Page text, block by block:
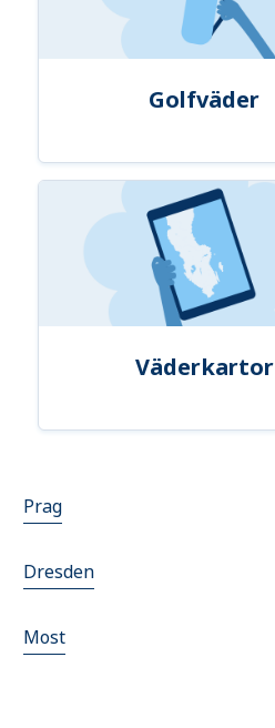
Golfväder
Väderkartor
Prag
Dresden
Most